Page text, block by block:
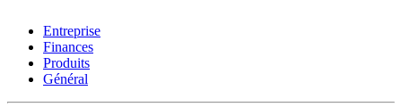
Entreprise
Emploi
Partenaires
Entreprise
Finances
Produits
Général